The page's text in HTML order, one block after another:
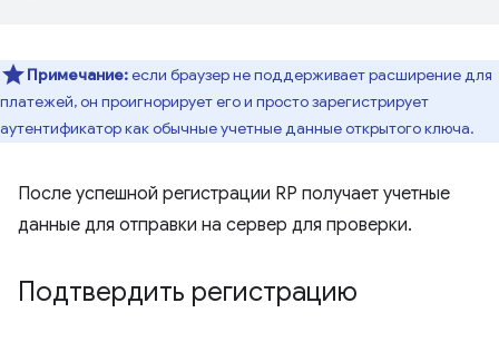
Примечание:если браузер не поддерживает расширение для
платежей, он проигнорирует его и просто зарегистрирует
аутентификатор как обычные учетные данные открытого ключа.
После успешной регистрации RP получает учетные
данные для отправки на сервер для проверки.
Подтвердить регистрацию